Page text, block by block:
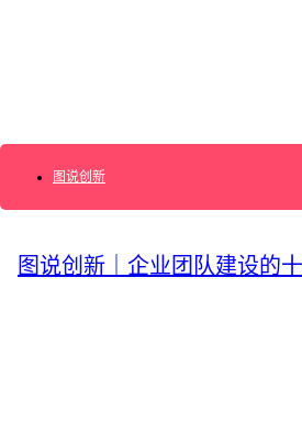
加速企业创新
产品驱动增长
转型敏捷组织
培养创新能力
提升创新领导力
图说创新
图说创新｜企业团队建设的